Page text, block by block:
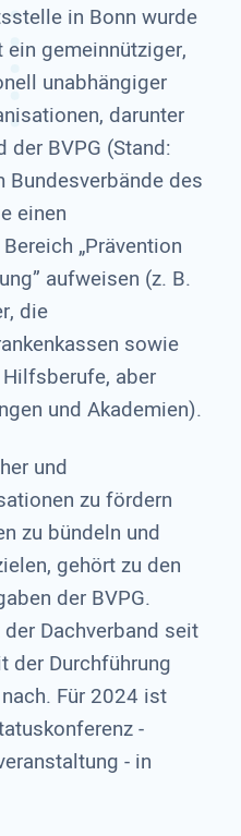
in Bonn wurde
gemeinnütziger,
unabhängiger
darunter
der BVPG (Stand:
des
einen
„Prävention
aufweisen (z. B.
die
sowie
aber
und Akademien).
und
zu fördern
zu bündeln und
gehört zu den
der BVPG.
Dachverband seit
der Durchführung
Für 2024 ist
-
- in